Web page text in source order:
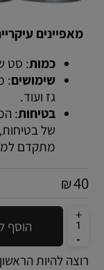
מאפיינים
כמות: סט של 4 מיכלים בנפח
שימושים:
גז ועוד.
בטיחות:
של
מתקדם
₪40
הוסף
רוצה להיות